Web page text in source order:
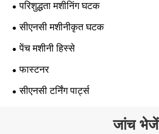
परिशुद्धता मशीनिंग घटक
सीएनसी मशीनीकृत घटक
पेंच मशीनी हिस्से
फास्टनर
सीएनसी टर्निंग पार्ट्स
जांच भेजें